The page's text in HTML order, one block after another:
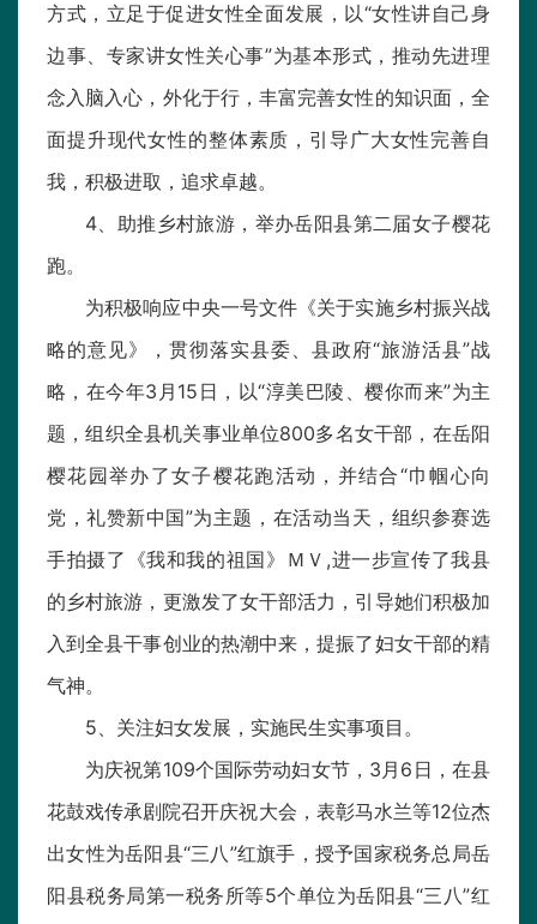
方式，立足于促进女性全面发展，以“女性讲自己身
边事、专家讲女性关心事”为基本形式，推动先进理
念入脑入心，外化于行，丰富完善女性的知识面，全
面提升现代女性的整体素质，引导广大女性完善自
我，积极进取，追求卓越。
4、助推乡村旅游，举办岳阳县第二届女子樱花
跑。
为积极响应中央一号文件《关于实施乡村振兴战
略的意见》，贯彻落实县委、县政府“旅游活县”战
略，在今年3月15日，以“淳美巴陵、樱你而来”为主
题，组织全县机关事业单位800多名女干部，在岳阳
樱花园举办了女子樱花跑活动，并结合“巾帼心向
党，礼赞新中国”为主题，在活动当天，组织参赛选
手拍摄了《我和我的祖国》ＭＶ,进一步宣传了我县
的乡村旅游，更激发了女干部活力，引导她们积极加
入到全县干事创业的热潮中来，提振了妇女干部的精
气神。
5、关注妇女发展，实施民生实事项目。
为庆祝第109个国际劳动妇女节，3月6日，在县
花鼓戏传承剧院召开庆祝大会，表彰马水兰等12位杰
出女性为岳阳县“三八”红旗手，授予国家税务总局岳
阳县税务局第一税务所等5个单位为岳阳县“三八”红